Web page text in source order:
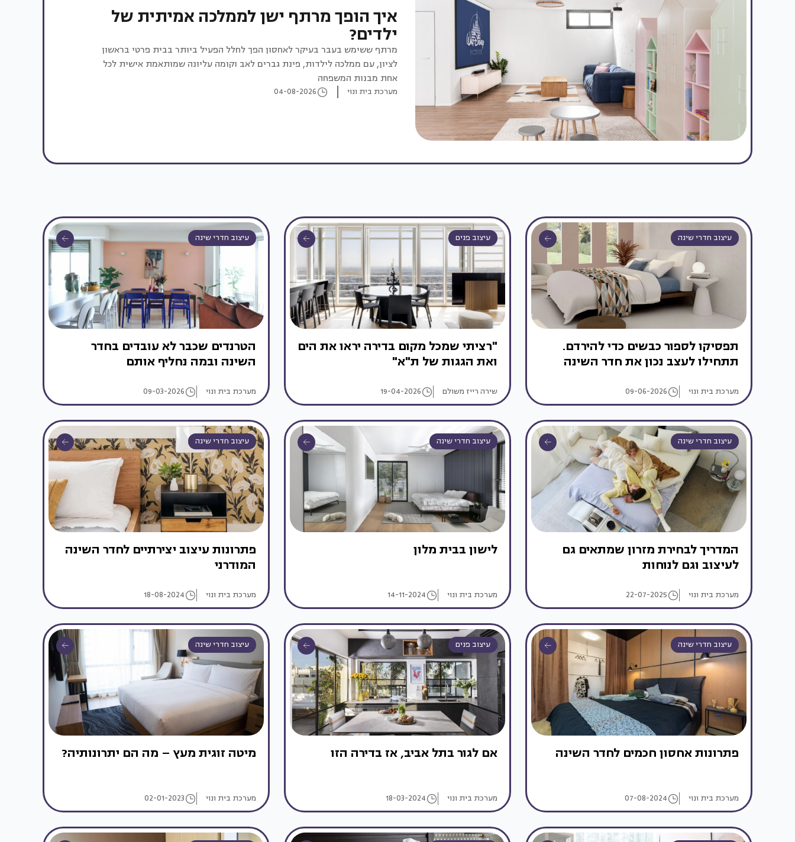
איך הופך מרתף ישן לממלכה אמיתית של
ילדים?
מרתף ששימש בעבר בעיקר לאחסון הפך לחלל הפעיל ביותר בבית פרטי בראשון
לציון, עם ממלכה לילדות, פינת גברים לאב וקומה עליונה שמותאמת אישית לכל
אחת מבנות המשפחה
מערכת בית ונוי 04-08-2026
עיצוב חדרי שינה
תפסיקו לספור כבשים כדי להירדם.
תתחילו לעצב נכון את חדר השינה
מערכת בית ונוי 09-06-2026
עיצוב פנים
"רציתי שמכל מקום בדירה יראו את הים
ואת הגגות של ת"א"
שירה רייז משולם 19-04-2026
עיצוב חדרי שינה
הטרנדים שכבר לא עובדים בחדר
השינה ובמה נחליף אותם
מערכת בית ונוי 09-03-2026
עיצוב חדרי שינה
המדריך לבחירת מזרון שמתאים גם
לעיצוב וגם לנוחות
מערכת בית ונוי 22-07-2025
עיצוב חדרי שינה
לישון בבית מלון
מערכת בית ונוי 14-11-2024
עיצוב חדרי שינה
פתרונות עיצוב יצירתיים לחדר השינה
המודרני
מערכת בית ונוי 18-08-2024
עיצוב חדרי שינה
פתרונות אחסון חכמים לחדר השינה
מערכת בית ונוי 07-08-2024
עיצוב פנים
אם לגור בתל אביב, אז בדירה הזו
מערכת בית ונוי 18-03-2024
עיצוב חדרי שינה
מיטה זוגית מעץ – מה הם יתרונותיה?
מערכת בית ונוי 02-01-2023